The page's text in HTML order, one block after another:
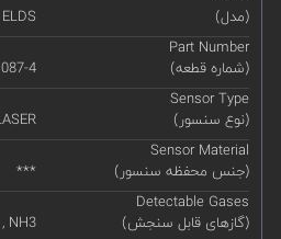
(مدل)
Part Number
(شماره قطعه)
4
Sensor Type
(نوع سنسور)
Sensor Material
(جنس محفظه سنسور)
***
Detectable Gases
(گازهای قابل سنجش)
NH3